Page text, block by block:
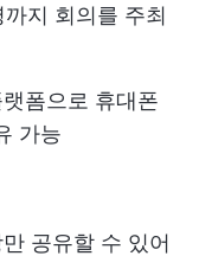
지 회의를 주최
폼으로 휴대폰
가능
공유할 수 있어